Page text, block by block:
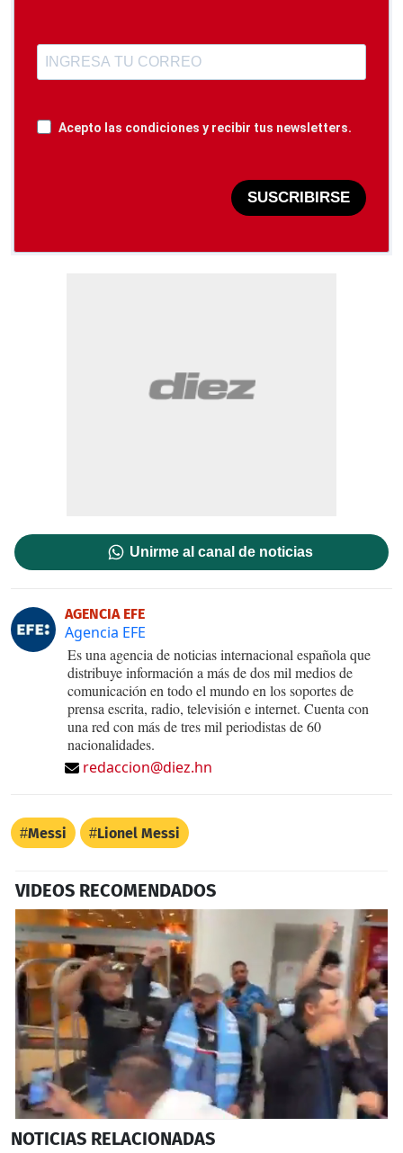
Acepto las condiciones y recibir tus newsletters.
SUSCRIBIRSE
Unirme al canal de noticias
AGENCIA EFE
Agencia EFE
Es una agencia de noticias internacional española que
distribuye información a más de dos mil medios de
comunicación en todo el mundo en los soportes de
prensa escrita, radio, televisión e internet. Cuenta con
una red con más de tres mil periodistas de 60
nacionalidades.
redaccion@diez.hn
Messi Lionel Messi
VIDEOS RECOMENDADOS
seconds
NOTICIAS RELACIONADAS